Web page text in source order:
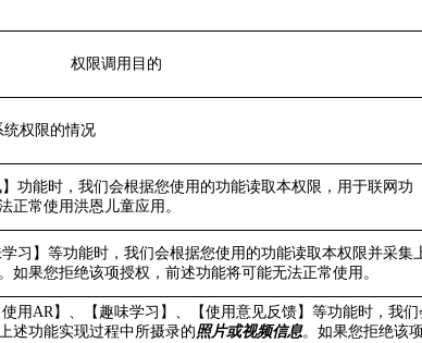
权限调用目的
权限的情况
功能时，我们会根据您使用的功能读取本权限，用于联网功
正常使用洪恩儿童应用。
习】等功能时，我们会根据您使用的功能读取本权限并采集
如果您拒绝该项授权，前述功能将可能无法正常使用。
用AR】、【趣味学习】、【使用意见反馈】等功能时，我们
述功能实现过程中所摄录的照片或视频信息。如果您拒绝该